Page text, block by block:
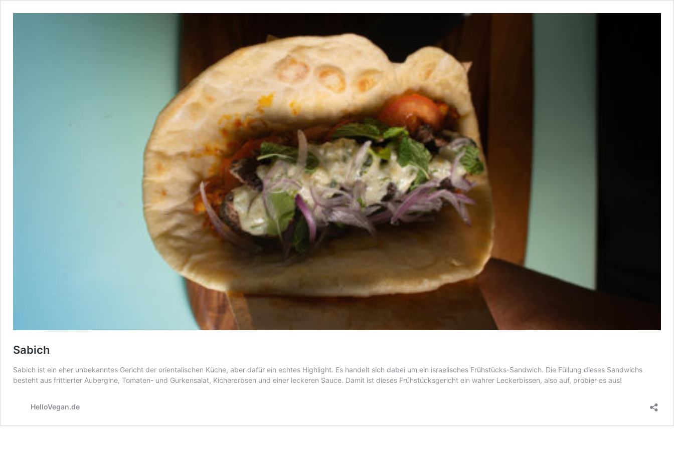
Sabich
Sabich ist ein eher unbekanntes Gericht der orientalischen Küche, aber dafür ein echtes Highlight. Es handelt sich dabei um ein israelisches Frühstücks-Sandwich. Die Füllung dieses Sandwichs
besteht aus frittierter Aubergine, Tomaten- und Gurkensalat, Kichererbsen und einer leckeren Sauce. Damit ist dieses Frühstücksgericht ein wahrer Leckerbissen, also auf, probier es aus!
HelloVegan.de